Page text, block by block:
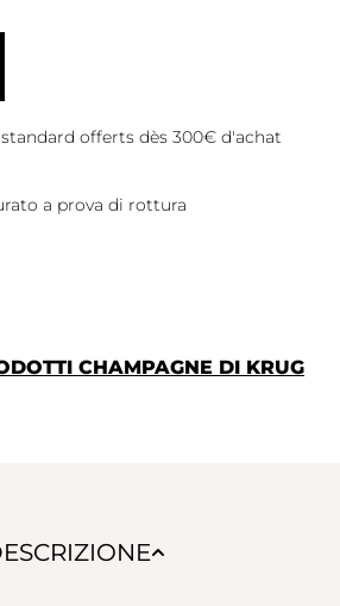
offerts dès 300€ d'achat
a prova di rottura
CHAMPAGNE DI KRUG